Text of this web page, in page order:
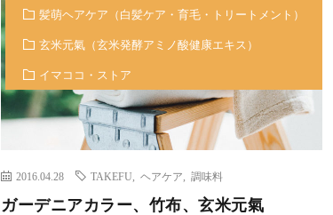
髪萌ヘアケア（白髪ケア・育毛・トリートメント）
玄米元氣（玄米発酵アミノ酸健康エキス）
イマココ・ストア
2016.04.28 TAKEFU ,ヘアケア ,調味料
ガーデニアカラー、竹布、玄米元氣